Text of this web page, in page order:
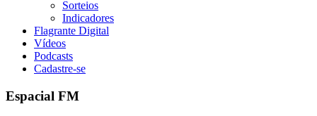
Sorteios
Indicadores
Flagrante Digital
Vídeos
Podcasts
Cadastre-se
Espacial FM